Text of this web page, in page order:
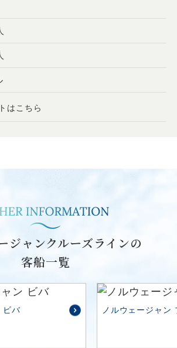
はこちら
ジャンクルーズラインの
客船一覧
ビバ ノルウェージャン